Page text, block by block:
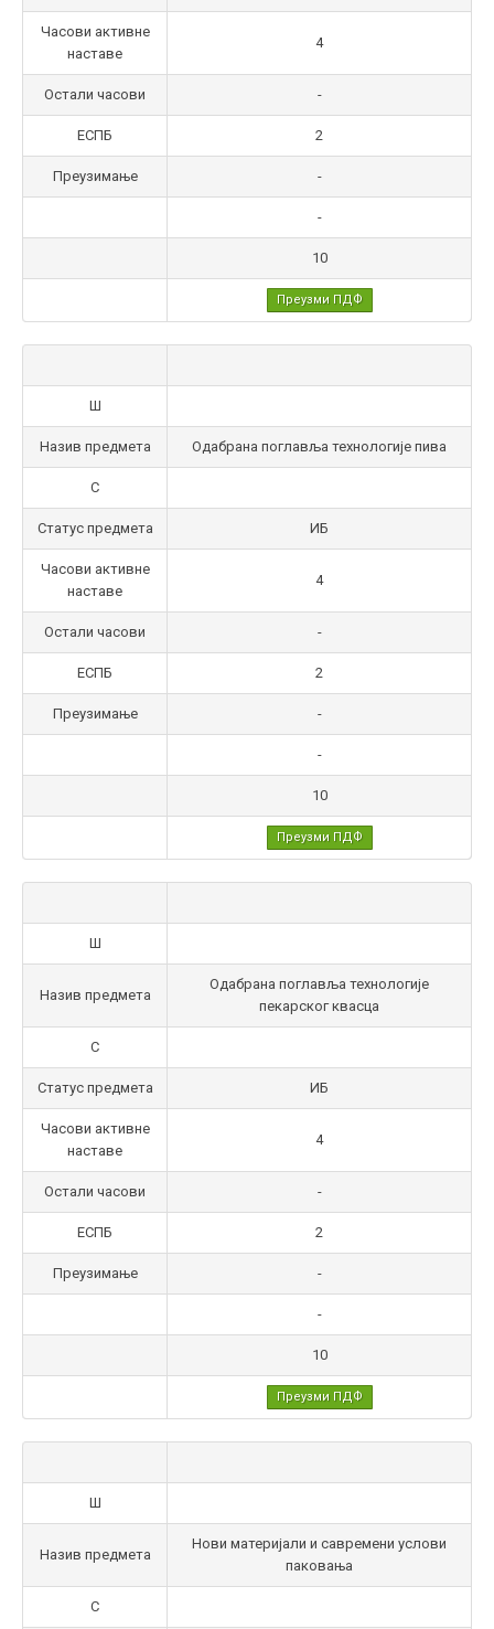
Часови активне
наставе
4
Остали часови -
ЕСПБ 2
Преузимање -
-
10
Преузми ПДФ
Ш
Назив предмета Одабрана поглавља технологије пива
С
Статус предмета ИБ
Часови активне
наставе
4
Остали часови -
ЕСПБ 2
Преузимање -
-
10
Преузми ПДФ
Ш
Назив предмета
Одабрана поглавља технологије
пекарског квасца
С
Статус предмета ИБ
Часови активне
наставе
4
Остали часови -
ЕСПБ 2
Преузимање -
-
10
Преузми ПДФ
Ш
Назив предмета
Нови материјали и савремени услови
паковања
С